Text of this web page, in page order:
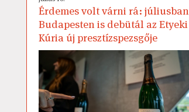
Érdemes volt várni rá: júliusban
Budapesten is debütál az Etyeki
Kúria új presztízspezsgője